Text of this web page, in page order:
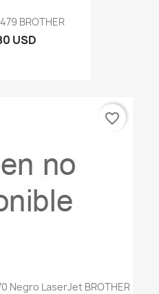
BROTHER
USD
Negro LaserJet BROTHER
favorite_border